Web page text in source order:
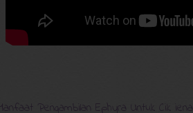
Pengambilan Ephyra Untuk Cik iena